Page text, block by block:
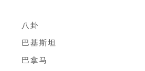
八卦
巴基斯坦
巴拿马